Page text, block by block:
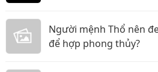
Người mệnh Thổ nên
để hợp phong thủy?